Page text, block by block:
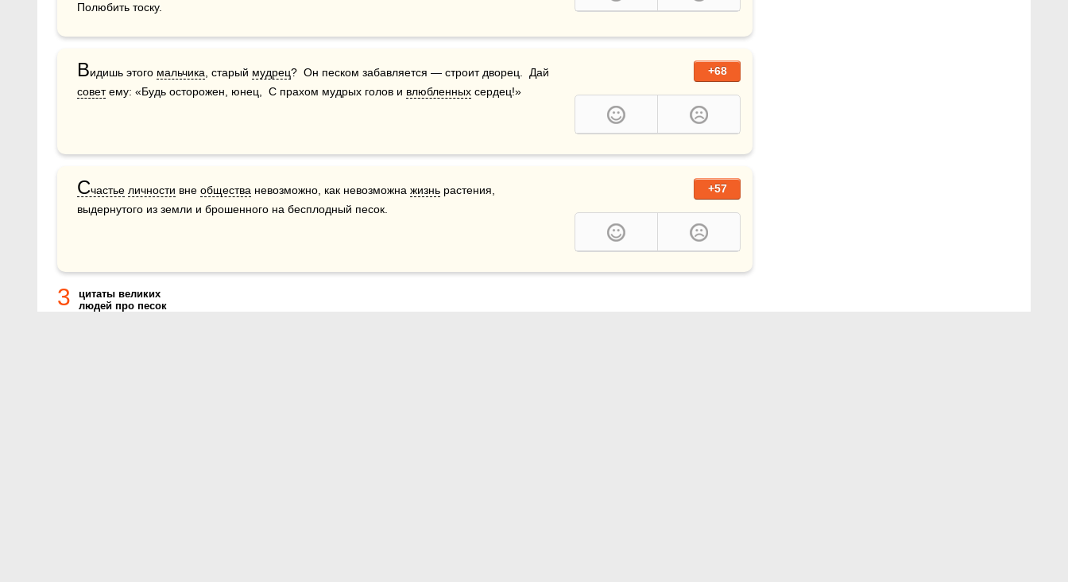
Полюбить тоску.
+68
Видишь этого мальчика , старый мудрец
совет ему: «Будь осторожен, юнец,  С прахом мудрых голов и влюбленных сердец!»
+57
Счастье личности вне общества невозможно, как невозможна жизнь растения,
выдернутого из земли и брошенного на бесплодный песок.
3
цитаты великих
людей про песок